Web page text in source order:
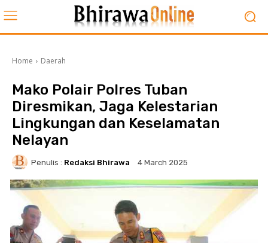
Home Daerah
Mako Polair Polres Tuban
Diresmikan, Jaga Kelestarian
Lingkungan dan Keselamatan
Nelayan
Penulis : Redaksi Bhirawa 4 March 2025